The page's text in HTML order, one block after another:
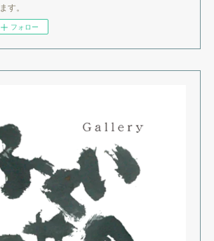
す。
フォロー